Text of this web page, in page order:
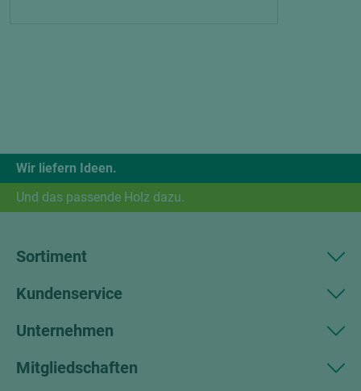
Wir liefern Ideen.
Und das passende Holz dazu.
Sortiment
Kundenservice
Unternehmen
Mitgliedschaften